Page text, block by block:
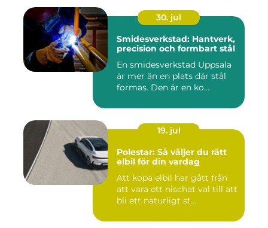
30. jul
Smidesverkstad: Hantverk,
precision och formbart stål
En smidesverkstad Uppsala
är mer än en plats där stål
formas. Den är en ko...
19. jul
Polestar: Så väljer du rätt
elbil för din vardag
Att köpa elbil har gått från
att vara ett nischat val till att
bli ett naturligt st...